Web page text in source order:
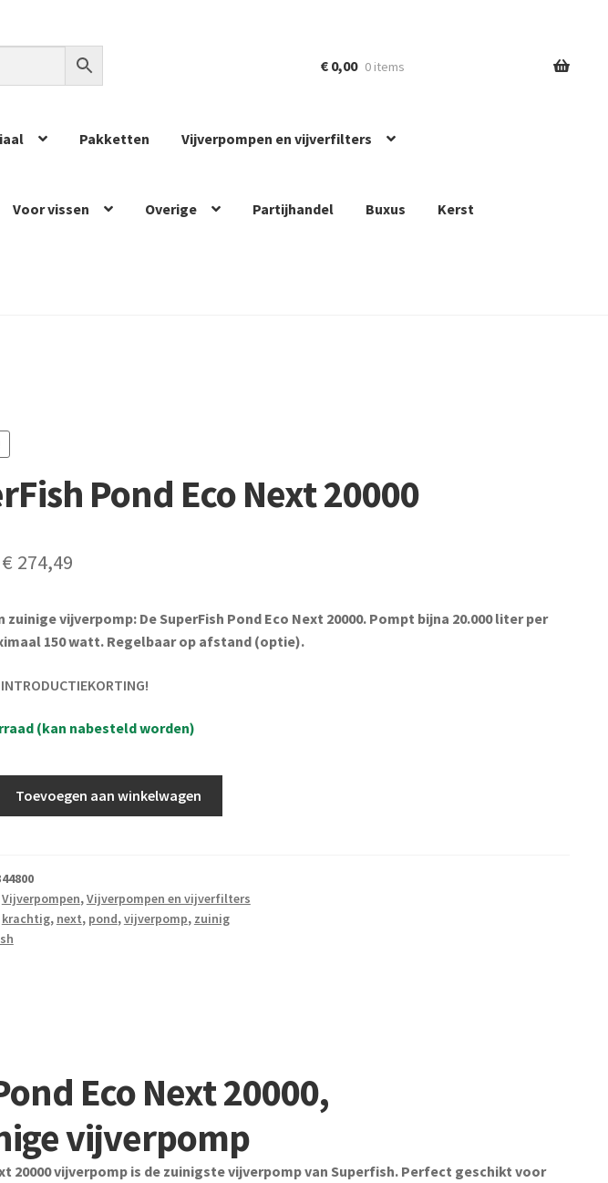
€ 0,00 0 items
Pakketten Vijverpompen en vijverfilters
Voor vissen Overige Partijhandel Buxus Kerst
Pond Eco Next 20000
Oorspronkelijke
was:
€ 274,49Huidige
is:
zuinige vijverpomp: De SuperFish Pond Eco Next 20000. Pompt bijna 20.000 liter per
150 watt. Regelbaar op afstand (optie).
(kan nabesteld worden)
Toevoegen aan winkelwagen
Vijverpompen,Vijverpompen en vijverfilters
krachtig, next, pond,vijverpomp, zuinig
Eco Next 20000,
vijverpomp
20000 vijverpomp is de zuinigste vijverpomp van Superfish. Perfect geschikt voor